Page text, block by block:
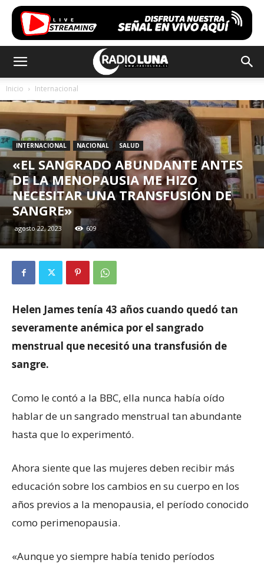
Inicio Internacional
INTERNACIONAL NACIONAL SALUD
«EL SANGRADO ABUNDANTE ANTES
DE LA MENOPAUSIA ME HIZO
NECESITAR UNA TRANSFUSIÓN DE
SANGRE»
agosto 22, 2023 609
Helen James tenía 43 años cuando quedó tan
severamente anémica por el sangrado
menstrual que necesitó una transfusión de
sangre.
Como le contó a la BBC, ella nunca había oído
hablar de un sangrado menstrual tan abundante
hasta que lo experimentó.
Ahora siente que las mujeres deben recibir más
educación sobre los cambios en su cuerpo en los
años previos a la menopausia, el período conocido
como perimenopausia.
«Aunque yo siempre había tenido períodos